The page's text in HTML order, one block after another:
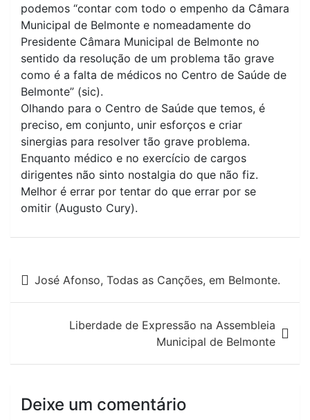
podemos “contar com todo o empenho da Câmara
Municipal de Belmonte e nomeadamente do
Presidente Câmara Municipal de Belmonte no
sentido da resolução de um problema tão grave
como é a falta de médicos no Centro de Saúde de
Belmonte” (sic).
Olhando para o Centro de Saúde que temos, é
preciso, em conjunto, unir esforços e criar
sinergias para resolver tão grave problema.
Enquanto médico e no exercício de cargos
dirigentes não sinto nostalgia do que não fiz.
Melhor é errar por tentar do que errar por se
omitir (Augusto Cury).
Navegação
de
artigos
José Afonso, Todas as Canções, em Belmonte.
Liberdade de Expressão na Assembleia
Municipal de Belmonte
Deixe um comentário